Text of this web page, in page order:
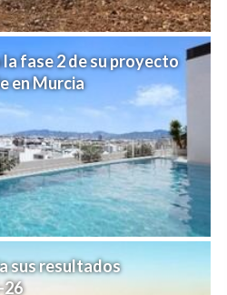
la fase 2 de su proyecto
en Murcia
sus resultados
26